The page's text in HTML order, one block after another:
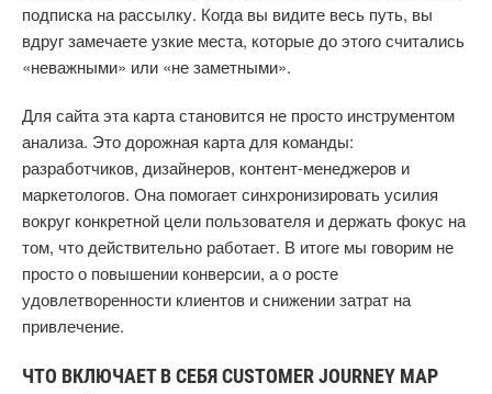
подписка на рассылку. Когда вы видите весь путь, вы
вдруг замечаете узкие места, которые до этого считались
«неважными» или «не заметными».
Для сайта эта карта становится не просто инструментом
анализа. Это дорожная карта для команды:
разработчиков, дизайнеров, контент-менеджеров и
маркетологов. Она помогает синхронизировать усилия
вокруг конкретной цели пользователя и держать фокус на
том, что действительно работает. В итоге мы говорим не
просто о повышении конверсии, а о росте
удовлетворенности клиентов и снижении затрат на
привлечение.
ЧТО ВКЛЮЧАЕТ В СЕБЯ CUSTOMER JOURNEY MAP